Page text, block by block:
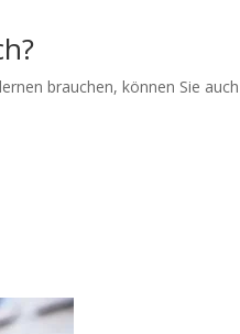
brauchen, können Sie auch